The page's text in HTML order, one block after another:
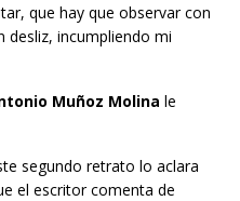
que hay que observar con
desliz, incumpliendo mi
Muñoz Molina le
segundo retrato lo aclara
el escritor comenta de